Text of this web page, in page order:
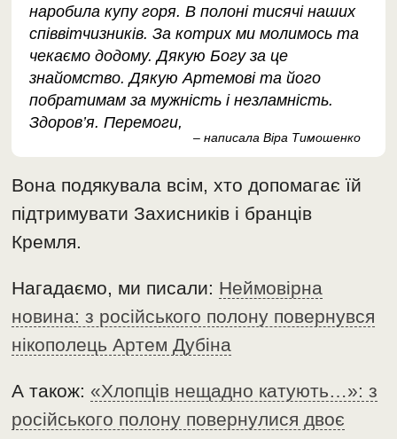
наробила купу горя. В полоні тисячі наших
співвітчизників. За котрих ми молимось та
чекаємо додому. Дякую Богу за це
знайомство. Дякую Артемові та його
побратимам за мужність і незламність.
Здоров’я. Перемоги,
– написала Віра Тимошенко
Вона подякувала всім, хто допомагає їй
підтримувати Захисників і бранців
Кремля.
Нагадаємо, ми писали: Неймовірна
новина: з російського полону повернувся
нікополець Артем Дубіна
А також:«Хлопців нещадно катують…»: з
російського полону повернулися двоє